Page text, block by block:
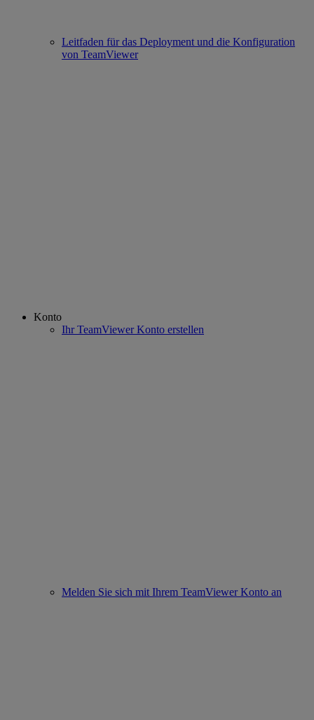
Leitfaden für das Deployment und die Konfiguration
von TeamViewer
Konto
Ihr TeamViewer Konto erstellen
Melden Sie sich mit Ihrem TeamViewer Konto an